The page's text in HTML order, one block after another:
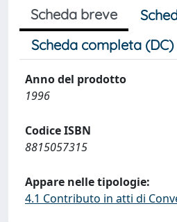
Scheda breve
Scheda completa (DC)
Anno del prodotto
1996
Codice ISBN
8815057315
Appare nelle tipologie:
4.1 Contributo in atti di